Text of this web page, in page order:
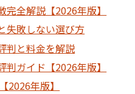
全解説【2026年版】
失敗しない選び方
判と料金を解説
ガイド【2026年版】
2026年版】